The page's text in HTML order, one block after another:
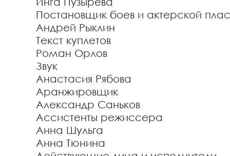
Постановщик боев и актерской
Андрей Рыклин
Текст куплетов
Роман Орлов
Звук
Анастасия Рябова
Аранжировщик
Александр Саньков
Ассистенты режиссера
Анна Шульга
Анна Тюнина